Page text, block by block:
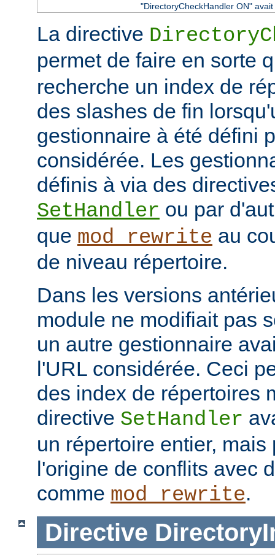
"DirectoryCheckHandler ON"
La directive
permet de faire en sorte
recherche un index de
des slashes de fin
gestionnaire à été défini
considérée. Les
définis à via des
SetHandler ou par
que mod_rewrite au
de niveau répertoire.
Dans les versions
module ne modifiait pas
un autre gestionnaire
l'URL considérée. Ceci
des index de répertoires
directive SetHandler
un répertoire entier,
l'origine de conflits avec
comme mod_rewrite.
Directive